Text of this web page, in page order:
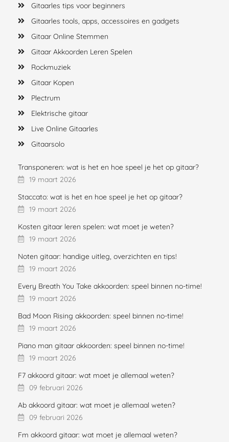
Gitaarles tips voor beginners
Gitaarles tools, apps, accessoires en gadgets
Gitaar Online Stemmen
Gitaar Akkoorden Leren Spelen
Rockmuziek
Gitaar Kopen
Plectrum
Elektrische gitaar
Live Online Gitaarles
Gitaarsolo
Transponeren: wat is het en hoe speel je het op gitaar?
19 maart 2026
Staccato: wat is het en hoe speel je het op gitaar?
19 maart 2026
Kosten gitaar leren spelen: wat moet je weten?
19 maart 2026
Noten gitaar: handige uitleg, overzichten en tips!
19 maart 2026
Every Breath You Take akkoorden: speel binnen no-time!
19 maart 2026
Bad Moon Rising akkoorden: speel binnen no-time!
19 maart 2026
Piano man gitaar akkoorden: speel binnen no-time!
19 maart 2026
F7 akkoord gitaar: wat moet je allemaal weten?
09 februari 2026
Ab akkoord gitaar: wat moet je allemaal weten?
09 februari 2026
Fm akkoord gitaar: wat moet je allemaal weten?